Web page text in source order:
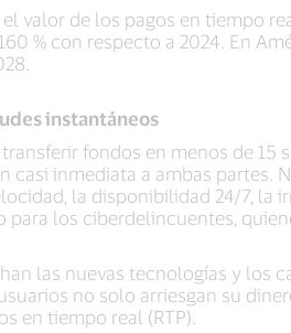
el valor de los pagos en tiempo
% con respecto a 2024. En
instantáneos
fondos en menos de
casi inmediata a ambas partes.
la disponibilidad 24/7,
para los ciberdelincuentes,
las nuevas tecnologías y los
no solo arriesgan su
en tiempo real (RTP).